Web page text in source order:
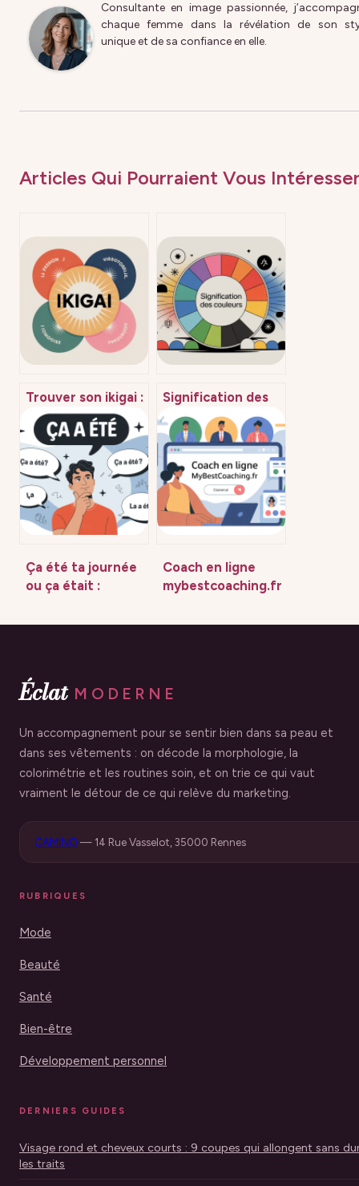
Consultante en image passionnée,
chaque femme dans la révélation de son
unique et de sa confiance en elle.
Articles Qui Pourraient Vous
Trouver son ikigai :
exemples concrets
pour donner du
sens à sa vie
Signification des
couleurs : guide
complet pour
mieux les
comprendre
Ça été ta journée
ou ça était :
correctement en
Coach en ligne
mybestcoaching.fr
l’accompagnement
Éclat MODERNE
Un accompagnement pour se sentir bien dans sa peau et
dans ses vêtements : on décode la morphologie, la
colorimétrie et les routines soin, et on trie ce qui vaut
vraiment le détour de ce qui relève du marketing.
CAMINO —14 Rue Vasselot, 35000 Rennes
RUBRIQUES
Mode
Beauté
Santé
Bien-être
Développement personnel
DERNIERS GUIDES
Visage rond et cheveux courts : 9 coupes qui allongent sans
les traits